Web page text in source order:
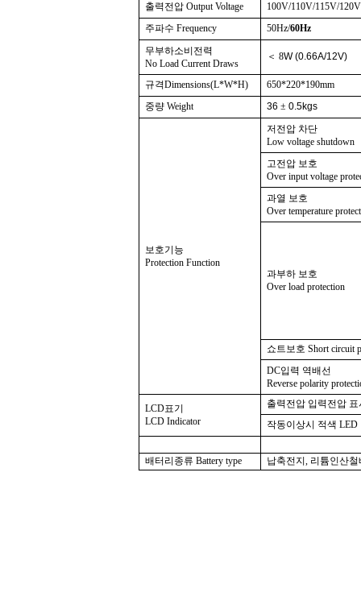
출력전압 Output Voltage
100V/110V/115V/
주파수 Frequency
50Hz/60Hz
무부하소비전력
No Load Current Draws
＜ 8W (0.66A/12V)
규격Dimensions(L*W*H)
650*220*190mm
중량 Weight
36± 0.5kgs
보호기능
Protection Function
저전압 차단
Low voltage shutdown
고전압 보호
Over input voltage
과열 보호
Over temperature
과부하 보호
Over load protection
쇼트보호 Short circuit
DC입력 역배선
Reverse polarity
LCD표기
LCD Indicator
출력전압 입력전압
작동이상시 적색 LED
배터리종류 Battery type 납축전지, 리튬인산철